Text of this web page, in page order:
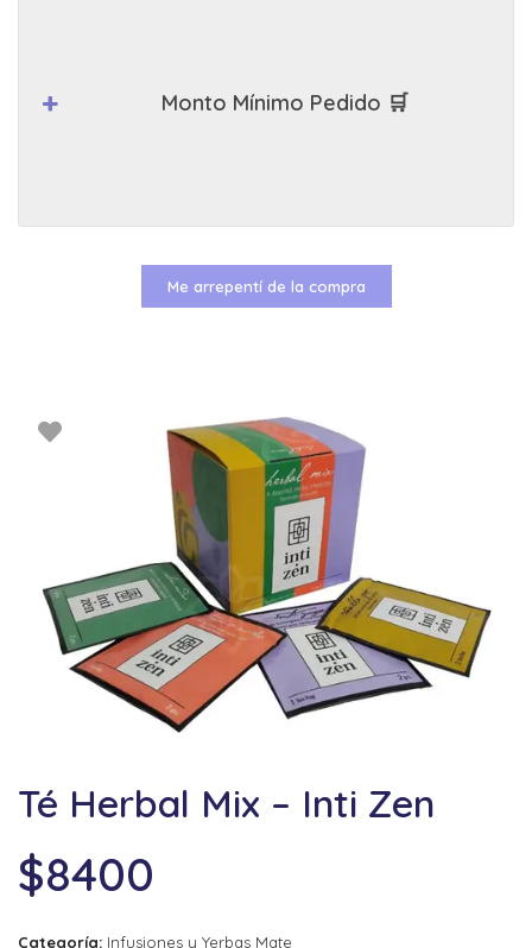
Té Herbal Mix – Inti Zen
$8400
Categoría: Infusiones y Yerbas Mate
Monto Mínimo Pedido 🛒
Me arrepentí de la compra